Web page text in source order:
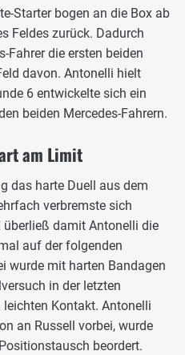
Starter bogen an die Box ab
Feldes zurück. Dadurch
Fahrer die ersten beiden
davon. Antonelli hielt
6 entwickelte sich ein
beiden Mercedes-Fahrern.
am Limit
das harte Duell aus dem
verbremste sich
überließ damit Antonelli die
auf der folgenden
wurde mit harten Bandagen
in der letzten
Kontakt. Antonelli
an Russell vorbei, wurde
beordert.